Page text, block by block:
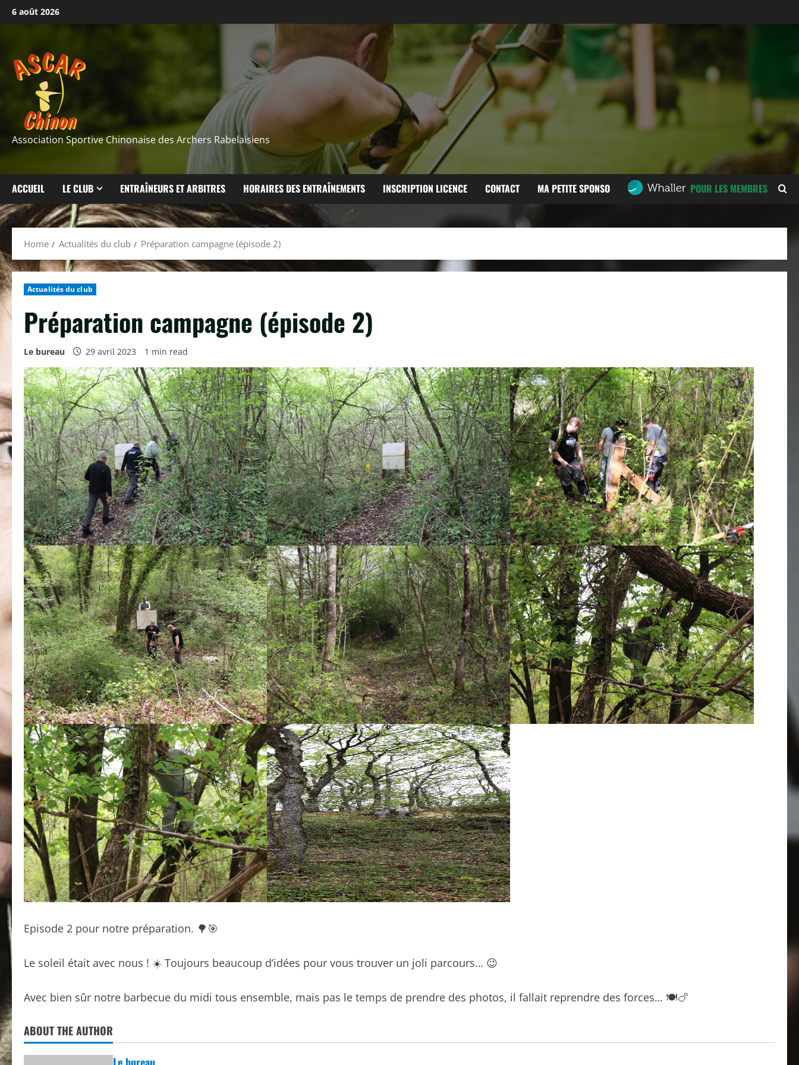
Skip
to
6 août 2026
Association Sportive Chinonaise des Archers Rabelaisiens
ACCUEIL LE CLUB ENTRAÎNEURS ET ARBITRES HORAIRES DES ENTRAÎNEMENTS INSCRIPTION LICENCE CONTACT MA PETITE SPONSO POUR LES MEMBRES
Home Actualités du club Préparation campagne (épisode 2)
Actualités du club
Préparation campagne (épisode 2)
Le bureau 29 avril 2023 1 min read
Episode 2 pour notre préparation. 🌳🎯
Le soleil était avec nous ! ☀️ Toujours beaucoup d’idées pour vous trouver un joli parcours… 😉
Avec bien sûr notre barbecue du midi tous ensemble, mais pas le temps de prendre des photos, il fallait reprendre des forces… 🍽️🍗
ABOUT THE AUTHOR